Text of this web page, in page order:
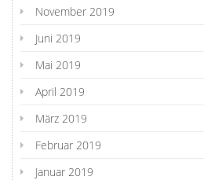
November 2019
Juni 2019
Mai 2019
April 2019
März 2019
Februar 2019
Januar 2019